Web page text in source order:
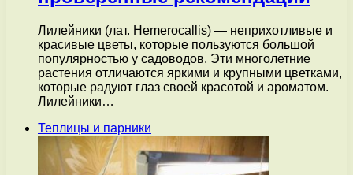
Лилейники (лат. Hemerocallis) — неприхотливые и
красивые цветы, которые пользуются большой
популярностью у садоводов. Эти многолетние
растения отличаются яркими и крупными цветками,
которые радуют глаз своей красотой и ароматом.
Лилейники…
Теплицы и парники